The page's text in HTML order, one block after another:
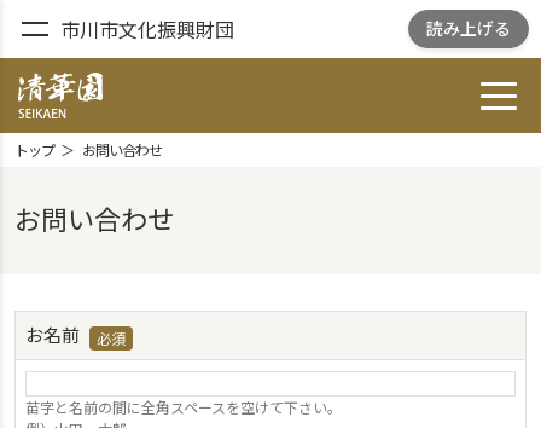
市川市文化振興財団 読み上げる
清華園 SEIKAEN
トップ お問い合わせ
お問い合わせ
お名前
苗字と名前の間に全角スペースを空けて下さい。